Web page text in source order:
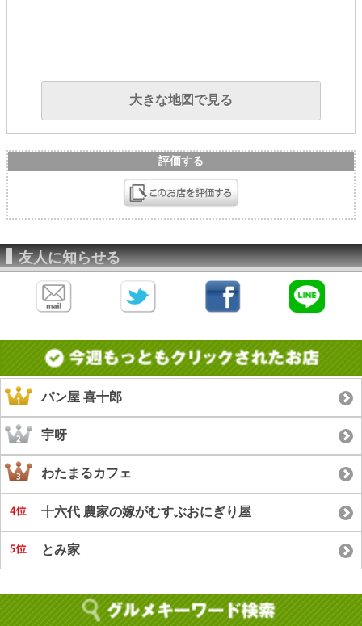
大きな地図で見る
評価する
友人に知らせる
パン屋 喜十郎
宇呀
わたまるカフェ
十六代 農家の嫁がむすぶおにぎり屋
とみ家